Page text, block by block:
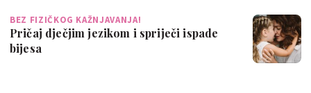
BEZ FIZIČKOG KAŽNJAVANJA!
Pričaj dječjim jezikom i spriječi ispade
bijesa